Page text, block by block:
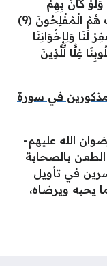
كَانَ بِهِمْ
خَصَاصَةٌ ۚ وَمَن يُوقَ شُحَّ نَفْسِهِ فَأُولَٰئِكَ هُمُ الْمُفْلِحُونَ (9)
لَنَا وَلِإِخْوَانِنَا
غِلًّا لِّلَّذِينَ
في سورة
الله عليهم-
بالصحابة
في تأويل
يحبه ويرضاه،